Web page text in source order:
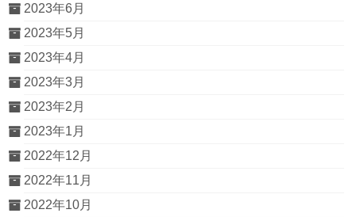
2023年6月
2023年5月
2023年4月
2023年3月
2023年2月
2023年1月
2022年12月
2022年11月
2022年10月